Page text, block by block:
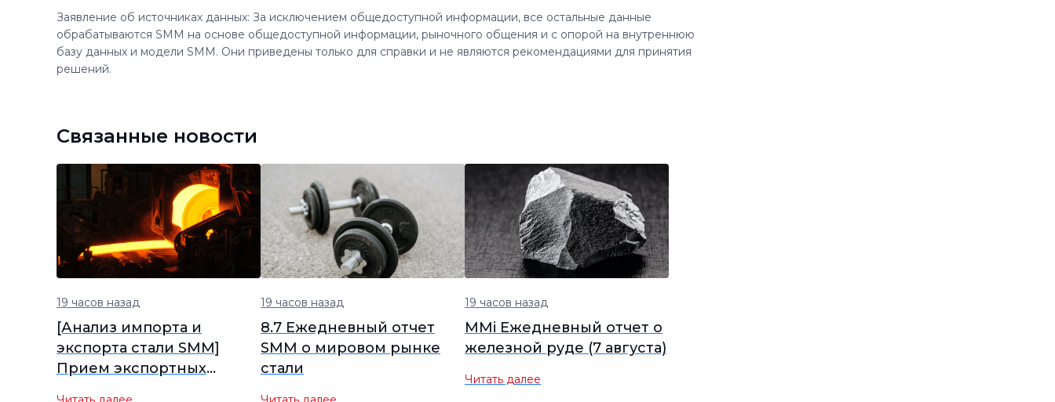
Заявление об источниках данных: За исключением общедоступной информации, все остальные данные
обрабатываются SMM на основе общедоступной информации, рыночного общения и с опорой на внутреннюю
базу данных и модели SMM. Они приведены только для справки и не являются рекомендациями для принятия
решений.
Связанные новости
19 часов назад
[Анализ импорта и
экспорта стали SMM]
Прием экспортных
19 часов назад
8.7 Ежедневный отчет
SMM о мировом рынке
стали
19 часов назад
MMi Ежедневный отчет о
железной руде (7 августа)
Читать далее